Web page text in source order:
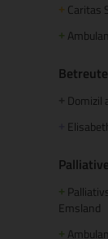
+ Caritas
+
Domizil
+
Emsland
+